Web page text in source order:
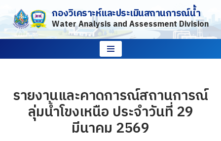
Skip
to
กองวิเคราะห์และประเมินสถานการณ์น้ำ
Water Analysis and Assessment Division
รายงานและคาดการณ์สถานการณ์
ลุ่มน้ำโขงเหนือ ประจำวันที่ 29
มีนาคม 2569